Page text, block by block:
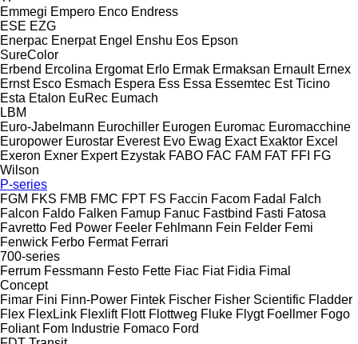
Emmegi Empero Enco Endress
ESE EZG
Enerpac Enerpat Engel Enshu Eos Epson
SureColor
Erbend Ercolina Ergomat Erlo Ermak Ermaksan Ernault Ernex
Ernst Esco Esmach Espera Ess Essa Essemtec Est Ticino
Esta Etalon EuRec Eumach
LBM
Euro-Jabelmann Eurochiller Eurogen Euromac Euromacchine
Europower Eurostar Everest Evo Ewag Exact Exaktor Excel
Exeron Exner Expert Ezystak FABO FAC FAM FAT FFI FG
Wilson
P-series
FGM FKS FMB FMC FPT FS Faccin Facom Fadal
Falch
Falcon Faldo Falken Famup Fanuc Fastbind Fasti Fatosa
Favretto Fed Power Feeler Fehlmann Fein Felder Femi
Fenwick Ferbo Fermat Ferrari
700-series
Ferrum Fessmann Festo Fette Fiac Fiat Fidia Fimal
Concept
Fimar Fini Finn-Power Fintek Fischer Fisher Scientific Fladder
Flex FlexLink Flexlift Flott Flottweg Fluke Flygt Foellmer Fogo
Foliant Fom Industrie Fomaco Ford